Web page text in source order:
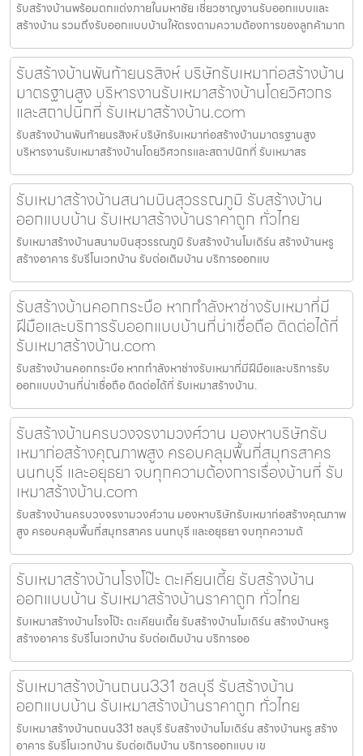
รับสร้างบ้านพร้อมตกแต่งภายในมหาชัย เชี่ยวชาญงานรับออกแบบและ
สร้างบ้าน รวมถึงรับออกแบบบ้านให้ตรงตามความต้องการของลูกค้ามาก
รับสร้างบ้านพันท้ายนรสิงห์ บริษัทรับเหมาก่อสร้างบ้าน
มาตรฐานสูง บริหารงานรับเหมาสร้างบ้านโดยวิศวกร
และสถาปนิกที่ รับเหมาสร้างบ้าน.com
รับสร้างบ้านพันท้ายนรสิงห์ บริษัทรับเหมาก่อสร้างบ้านมาตรฐานสูง
บริหารงานรับเหมาสร้างบ้านโดยวิศวกรและสถาปนิกที่ รับเหมาสร
รับเหมาสร้างบ้านสนามบินสุวรรณภูมิ รับสร้างบ้าน
ออกแบบบ้าน รับเหมาสร้างบ้านราคาถูก ทั่วไทย
รับเหมาสร้างบ้านสนามบินสุวรรณภูมิ รับสร้างบ้านโมเดิร์น สร้างบ้านหรู
สร้างอาคาร รับรีโนเวทบ้าน รับต่อเติมบ้าน บริการออกแบ
รับสร้างบ้านคอกกระบือ หากกำลังหาช่างรับเหมาที่มี
ฝีมือและบริการรับออกแบบบ้านที่น่าเชื่อถือ ติดต่อได้ที่
รับเหมาสร้างบ้าน.com
รับสร้างบ้านคอกกระบือ หากกำลังหาช่างรับเหมาที่มีฝีมือและบริการรับ
ออกแบบบ้านที่น่าเชื่อถือ ติดต่อได้ที่ รับเหมาสร้างบ้าน.
รับสร้างบ้านครบวงจรงามวงศ์วาน มองหาบริษัทรับ
เหมาก่อสร้างคุณภาพสูง ครอบคลุมพื้นที่สมุทรสาคร
นนทบุรี และอยุธยา จบทุกความต้องการเรื่องบ้านที่ รับ
เหมาสร้างบ้าน.com
รับสร้างบ้านครบวงจรงามวงศ์วาน มองหาบริษัทรับเหมาก่อสร้างคุณภาพ
สูง ครอบคลุมพื้นที่สมุทรสาคร นนทบุรี และอยุธยา จบทุกความต้
รับเหมาสร้างบ้านโรงโป๊ะ ตะเคียนเตี้ย รับสร้างบ้าน
ออกแบบบ้าน รับเหมาสร้างบ้านราคาถูก ทั่วไทย
รับเหมาสร้างบ้านโรงโป๊ะ ตะเคียนเตี้ย รับสร้างบ้านโมเดิร์น สร้างบ้านหรู
สร้างอาคาร รับรีโนเวทบ้าน รับต่อเติมบ้าน บริการออ
รับเหมาสร้างบ้านถนน331 ชลบุรี รับสร้างบ้าน
ออกแบบบ้าน รับเหมาสร้างบ้านราคาถูก ทั่วไทย
รับเหมาสร้างบ้านถนน331 ชลบุรี รับสร้างบ้านโมเดิร์น สร้างบ้านหรู สร้าง
อาคาร รับรีโนเวทบ้าน รับต่อเติมบ้าน บริการออกแบบ เข